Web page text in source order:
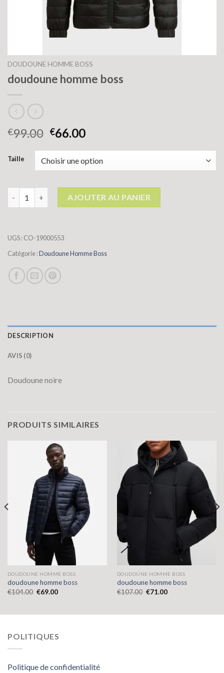
DOUDOUNE HOMME BOSS
doudoune homme boss
€99.00 €66.00
Taille
quantité de doudoune homme boss
AJOUTER AU PANIER
UGS :CO-19000553
Catégorie :Doudoune Homme Boss
DESCRIPTION
AVIS (0)
Doudoune noire
PRODUITS SIMILAIRES
DOUDOUNE HOMME BOSS
doudoune homme boss
€104.00 €69.00
DOUDOUNE HOMME BOSS
doudoune homme boss
€107.00 €71.00
POLITIQUES
Politique de confidentialité